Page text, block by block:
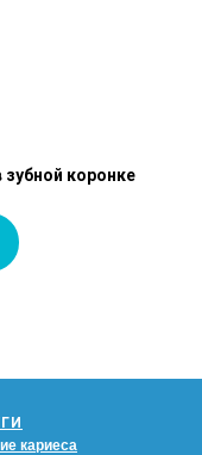
зубной коронке
кариеса